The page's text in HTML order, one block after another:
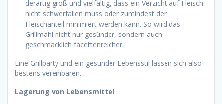
derartig groß und vielfältig, dass ein Verzicht auf Fleisch
nicht schwerfallen muss oder zumindest der
Fleischanteil minimiert werden kann. So wird das
Grillmahl nicht nur gesünder, sondern auch
geschmacklich facettenreicher.
Eine Grillparty und ein gesunder Lebensstil lassen sich also
bestens vereinbaren.
Lagerung von Lebensmittel